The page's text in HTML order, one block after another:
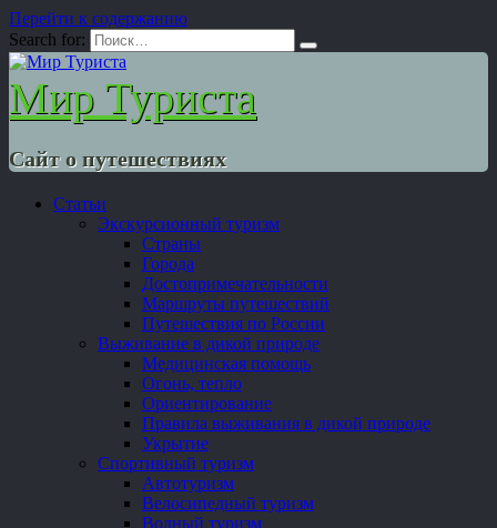
Перейти к содержанию
Search for:
Мир Туриста
Сайт о путешествиях
Статьи
Экскурсионный туризм
Страны
Города
Достопримечательности
Маршруты путешествий
Путешествия по России
Выживание в дикой природе
Медицинская помощь
Огонь, тепло
Ориентирование
Правила выживания в дикой природе
Укрытие
Спортивный туризм
Автотуризм
Велосипедный туризм
Водный туризм